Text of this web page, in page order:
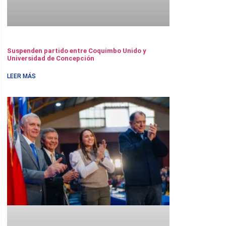
Suspenden partido entre Coquimbo Unido y
Universidad de Concepción
LEER MÁS